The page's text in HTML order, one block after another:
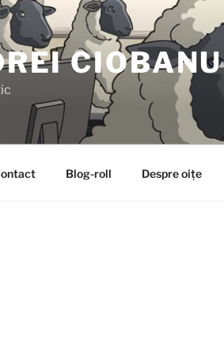
CIOBANU
Blog-roll Despre oițe